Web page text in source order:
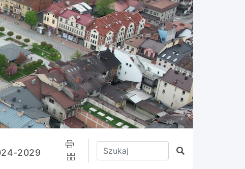
2029
Wpisz tekst do wyszukania
Szukaj